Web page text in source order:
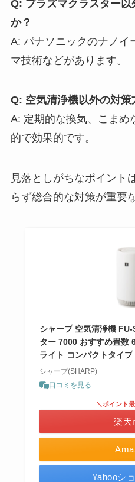
Q: プラズマクラスター
か？
A: パナソニックのナノイ
マ技術などがあります。
Q: 空気清浄機以外の対策
A: 定期的な換気、こまめ
的で効果的です。
見落としがちなポイント
らず総合的な対策が重要
シャープ 空気清浄機
ター 7000 おすすめ畳数
ライト コンパクトタイプ
シャープ(SHARP)
口コミを見る
＼ポイント
楽天
Yahooシ